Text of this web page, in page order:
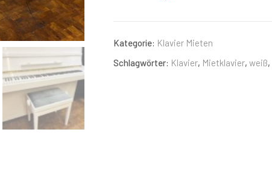
Kategorie: Klavier Mieten
Schlagwörter: Klavier, Mietklavier, weiß,